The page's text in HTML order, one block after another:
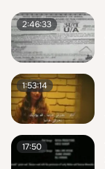
2:46:33
1:53:14
17:50